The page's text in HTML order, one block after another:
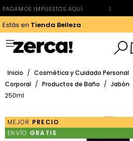
PAGAMOS IMPUESTOS AQUÍ |
Estás en Tienda Belleza
Inicio / Cosmética y Cuidado Personal
Corporal / Productos de Baño / Jabón
250ml
MEJOR PRECIO
ENVÍO GRATIS